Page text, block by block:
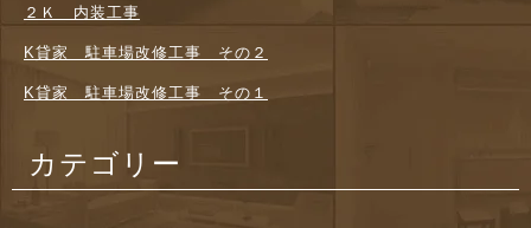
２Ｋ 内装工事
K貸家 駐車場改修工事 その２
K貸家 駐車場改修工事 その１
カテゴリー